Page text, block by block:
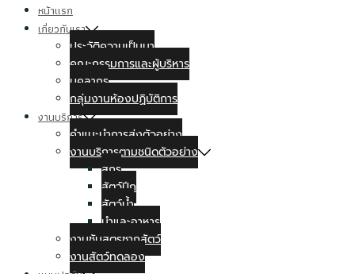
หน้าแรก
เกี่ยวกับเรา
ประวัติความเป็นมา
คณะกรรมการและผู้บริหาร
บุคลากร
กลุ่มงานห้องปฏิบัติการ
งานบริการ
คำแนะนำการส่งตัวอย่าง
งานบริการตามชนิดตัวอย่าง
สุกร
สัตว์ปีก
สัตว์น้ำ
นำและอาหาร
งานชันสูตรซากสัตว์
งานสัตว์ทดลอง